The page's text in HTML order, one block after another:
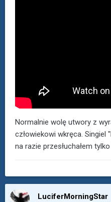
Normalnie wolę utwory z
człowiekowi wkręca. Singiel
na razie przesłuchałem
LuciferMorningStar